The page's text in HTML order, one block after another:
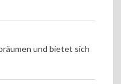
und bietet sich